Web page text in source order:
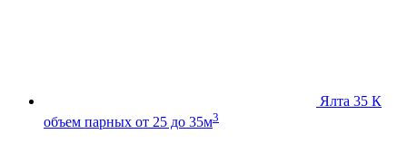
Ялта 35 К
объем парных от 25 до 35м3